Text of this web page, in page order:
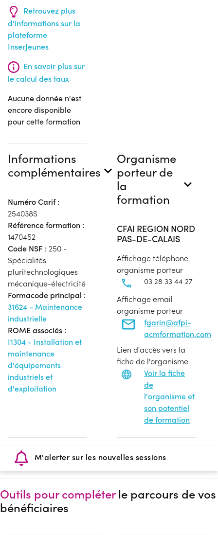
Retrouvez plus
d'informations sur la
plateforme
InserJeunes
En savoir plus sur
le calcul des taux
Aucune donnée n'est
encore disponible
pour cette formation
Informations
complémentaires
Numéro Carif :
254038S
Référence formation :
1470452
Code NSF : 250 -
Spécialités
pluritechnologiques
mécanique-électricité
Formacode principal :
31624 - Maintenance
industrielle
ROME associés :
I1304 - Installation et
maintenance
d'équipements
industriels et
d'exploitation
Organisme
porteur de
la
formation
CFAI REGION NORD
PAS-DE-CALAIS
Affichage téléphone
organisme porteur
03 28 33 44 27
Affichage email
organisme porteur
fgarin@afpi-
acmformation.com
Lien d'accès vers la
fiche de l'organisme
Voir la fiche
de
l'organisme et
son potentiel
de formation
M'alerter sur les nouvelles sessions
Outils pour compléterle parcours de vos
bénéficiaires